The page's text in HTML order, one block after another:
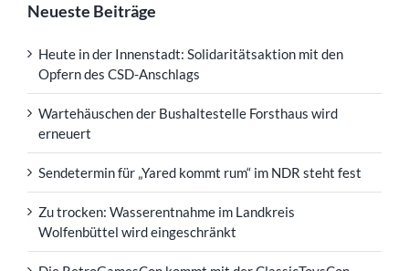
Neueste Beiträge
Heute in der Innenstadt: Solidaritätsaktion mit den
Opfern des CSD-Anschlags
Wartehäuschen der Bushaltestelle Forsthaus wird
erneuert
Sendetermin für „Yared kommt rum“ im NDR steht fest
Zu trocken: Wasserentnahme im Landkreis
Wolfenbüttel wird eingeschränkt